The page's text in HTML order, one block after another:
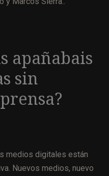
apañabais
sin
medios digitales están
Nuevos medios, nuevo